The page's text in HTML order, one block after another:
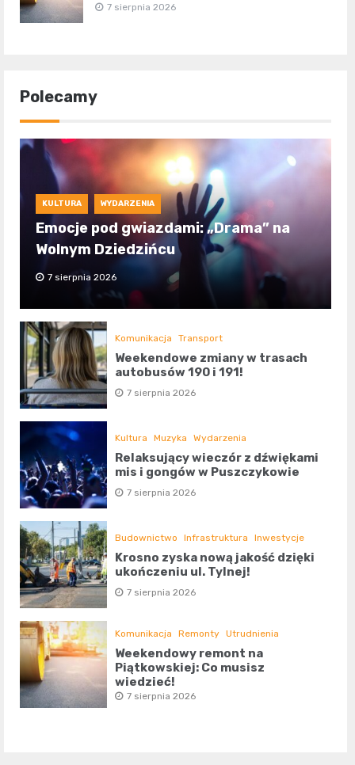
7 sierpnia 2026
Polecamy
KULTURA WYDARZENIA
Emocje pod gwiazdami: „Drama” na
Wolnym Dziedzińcu
7 sierpnia 2026
Komunikacja Transport
Weekendowe zmiany w trasach
autobusów 190 i 191!
7 sierpnia 2026
Kultura Muzyka Wydarzenia
Relaksujący wieczór z dźwiękami
mis i gongów w Puszczykowie
7 sierpnia 2026
Budownictwo Infrastruktura Inwestycje
Krosno zyska nową jakość dzięki
ukończeniu ul. Tylnej!
7 sierpnia 2026
Komunikacja Remonty Utrudnienia
Weekendowy remont na
Piątkowskiej: Co musisz
wiedzieć!
7 sierpnia 2026